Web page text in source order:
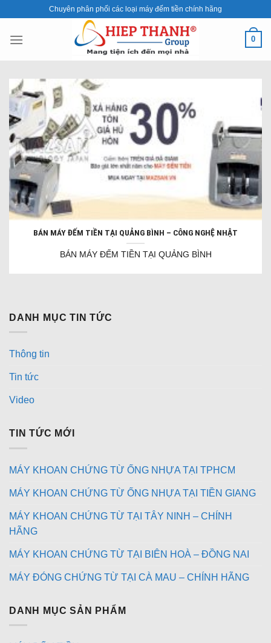
content
Chuyên phân phối các loại máy đếm tiền chính hãng
0
BÁN MÁY ĐẾM TIỀN TẠI QUẢNG BÌNH – CÔNG NGHỆ NHẬT
BÁN MÁY ĐẾM TIỀN TẠI QUẢNG BÌNH
DANH MỤC TIN TỨC
Thông tin
Tin tức
Video
TIN TỨC MỚI
MÁY KHOAN CHỨNG TỪ ỐNG NHỰA TẠI TPHCM
MÁY KHOAN CHỨNG TỪ ỐNG NHỰA TẠI TIỀN GIANG
MÁY KHOAN CHỨNG TỪ TẠI TÂY NINH – CHÍNH
HÃNG
MÁY KHOAN CHỨNG TỪ TẠI BIÊN HOÀ – ĐỒNG NAI
MÁY ĐÓNG CHỨNG TỪ TẠI CÀ MAU – CHÍNH HÃNG
DANH MỤC SẢN PHẨM